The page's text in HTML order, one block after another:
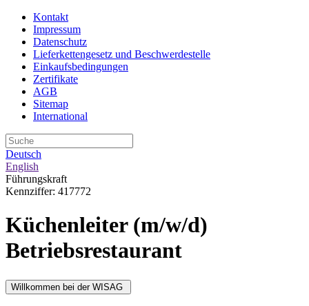
Kontakt
Impressum
Datenschutz
Lieferkettengesetz und Beschwerdestelle
Einkaufsbedingungen
Zertifikate
AGB
Sitemap
International
Deutsch
English
Führungskraft
Kennziffer: 417772
Küchenleiter (m/w/d)
Betriebsrestaurant
Willkommen bei der WISAG